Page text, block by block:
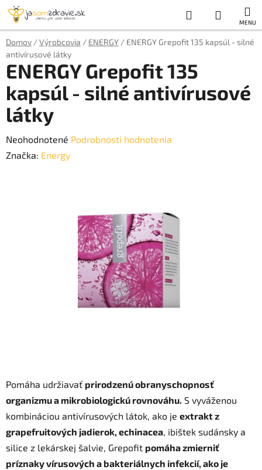
Prejsť
obsah
Hľadať
KOŠÍK
Domov /Výrobcovia / ENERGY / ENERGY Grepofit 135 kapsúl - silné
antivírusové látky
Pomáha udržiavať prirodzenú obranyschopnosť
organizmu a mikrobiologickú rovnováhu. S vyváženou
kombináciou antivírusových látok, ako je extrakt z
grapefruitových jadierok, echinacea, ibištek sudánsky a
silice z lekárskej šalvie, Grepofit pomáha zmierniť
príznaky vírusových a bakteriálnych infekcií, ako je
ENERGY Grepofit 135
kapsúl - silné antivírusové
látky
Priemerné
hodnotenie
Neohodnotené Podrobnosti hodnotenia
Značka: Energy